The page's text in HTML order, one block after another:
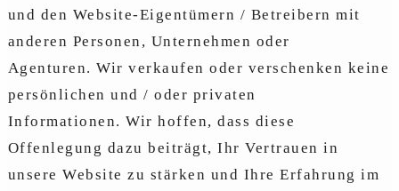
und den Website-Eigentümern / Betreibern mit
anderen Personen, Unternehmen oder
Agenturen. Wir verkaufen oder verschenken keine
persönlichen und / oder privaten
Informationen. Wir hoffen, dass diese
Offenlegung dazu beiträgt, Ihr Vertrauen in
unsere Website zu stärken und Ihre Erfahrung im